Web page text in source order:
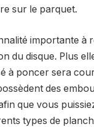
sur le parquet.
importante à
du disque. Plus
à poncer sera
des
que vous
types de